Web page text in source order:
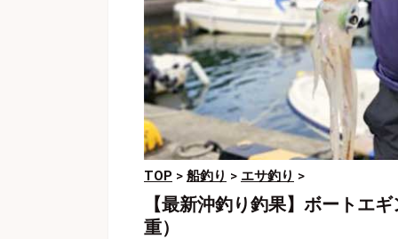
TOP > 船釣り > エサ釣り >
【最新沖釣り釣果】ボートエ
重）